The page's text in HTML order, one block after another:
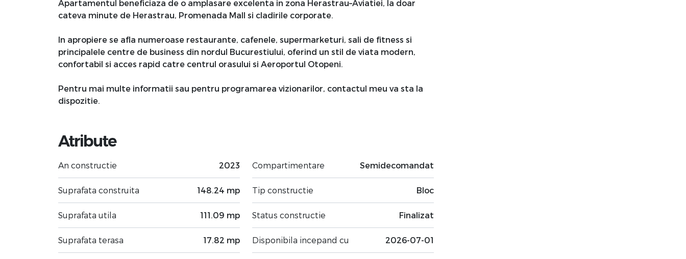
Apartamentul beneficiaza de o amplasare excelenta in zona Herastrau–Aviatiei, la doar
cateva minute de Herastrau, Promenada Mall si cladirile corporate.
In apropiere se afla numeroase restaurante, cafenele, supermarketuri, sali de fitness si
principalele centre de business din nordul Bucurestiului, oferind un stil de viata modern,
confortabil si acces rapid catre centrul orasului si Aeroportul Otopeni.
Pentru mai multe informatii sau pentru programarea vizionarilor, contactul meu va sta la
dispozitie.
Atribute
An constructie 2023
Suprafata construita 148.24 mp
Suprafata utila 111.09 mp
Suprafata terasa 17.82 mp
Compartimentare Semidecomandat
Tip constructie Bloc
Status constructie Finalizat
Disponibila incepand cu 2026-07-01